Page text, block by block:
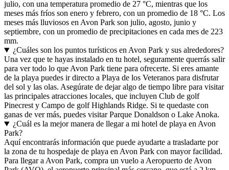
julio, con una temperatura promedio de 27 °C, mientras que los
meses más fríos son enero y febrero, con un promedio de 18 °C. Los
meses más lluviosos en Avon Park son julio, agosto, junio y
septiembre, con un promedio de precipitaciones en cada mes de 223
mm.
¿Cuáles son los puntos turísticos en Avon Park y sus alrededores?
Una vez que te hayas instalado en tu hotel, seguramente querrás salir
para ver todo lo que Avon Park tiene para ofrecerte. Si eres amante
de la playa puedes ir directo a Playa de los Veteranos para disfrutar
del sol y las olas. Asegúrate de dejar algo de tiempo libre para visitar
las principales atracciones locales, que incluyen Club de golf
Pinecrest y Campo de golf Highlands Ridge. Si te quedaste con
ganas de ver más, puedes visitar Parque Donaldson o Lake Anoka.
¿Cuál es la mejor manera de llegar a mi hotel de playa en Avon
Park?
Aquí encontrarás información que puede ayudarte a trasladarte por
la zona de tu hospedaje de playa en Avon Park con mayor facilidad.
Para llegar a Avon Park, compra un vuelo a Aeropuerto de Avon